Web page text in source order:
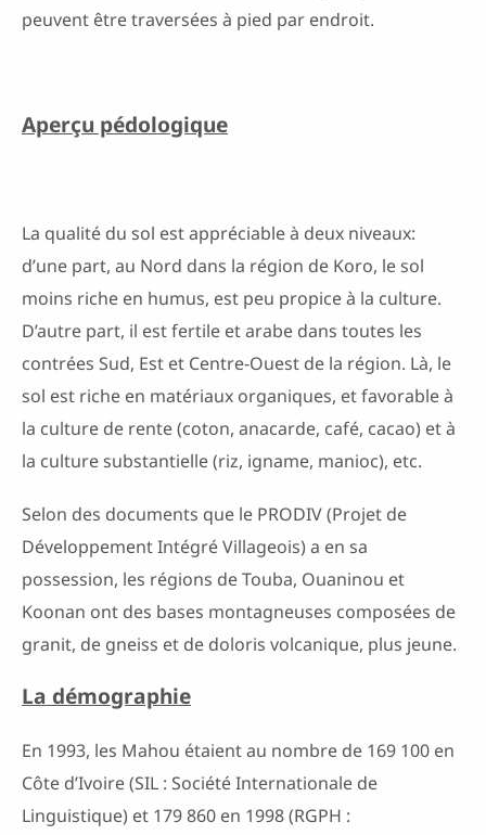
peuvent être traversées à pied par endroit.
Aperçu pédologique
La qualité du sol est appréciable à deux niveaux:
d’une part, au Nord dans la région de Koro, le sol
moins riche en humus, est peu propice à la culture.
D’autre part, il est fertile et arabe dans toutes les
contrées Sud, Est et Centre-Ouest de la région. Là, le
sol est riche en matériaux organiques, et favorable à
la culture de rente (coton, anacarde, café, cacao) et à
la culture substantielle (riz, igname, manioc), etc.
Selon des documents que le PRODIV (Projet de
Développement Intégré Villageois) a en sa
possession, les régions de Touba, Ouaninou et
Koonan ont des bases montagneuses composées de
granit, de gneiss et de doloris volcanique, plus jeune.
La démographie
En 1993, les Mahou étaient au nombre de 169 100 en
Côte d’Ivoire (SIL : Société Internationale de
Linguistique) et 179 860 en 1998 (RGPH :